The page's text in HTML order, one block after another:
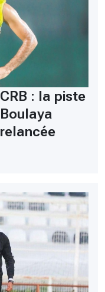
CRB : la piste
Boulaya
relancée